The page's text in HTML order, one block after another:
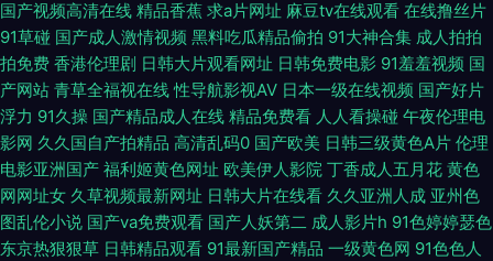
91黑料网址入口 91在线免费版 WWW成人网 国产精品久久高潮 男人色网天
堂 人妖另类人兽 亚洲成v∧ 51国产视频入口 91老司机福利导航 91在线白丝
大香蕉99伊人 国精99在线视频 久久国产一区 欧美喷水在线 日韩妞妞黄色网
五月丁香偷拍 伊人福利国产 91视频国产在线观看 福利社女上位 久久国产精
品9199 欧美片1区 日本成人中文在线 午夜天堂精品久久 91爱爱官方网 91看
国产视频高清在线 精品香蕉 求a片网址 麻豆tv在线观看 在线撸丝片
91草碰 国产成人激情视频 黑料吃瓜精品偷拍 91大神合集 成人拍拍
拍免费 香港伦理剧 日韩大片观看网址 日韩免费电影 91羞羞视频 国
产网站 青草全福视在线 性导航影视AV 日本一级在线视频 国产好片
浮力 91久操 国产精品成人在线 精品免费看 人人看操碰 午夜伦理电
影网 久久国自产拍精品 高清乱码0 国产欧美 日韩三级黄色A片 伦理
电影亚洲国产 福利姬黄色网址 欧美伊人影院 丁香成人五月花 黄色
网网址女 久草视频最新网址 日韩大片在线看 久久亚洲人成 亚州色
图乱伦小说 国产va免费观看 国产人妖第二 成人影片h 91色婷婷瑟色
东京热狠狠草 日韩精品观看 91最新国产精品 一级黄色网 91色色人